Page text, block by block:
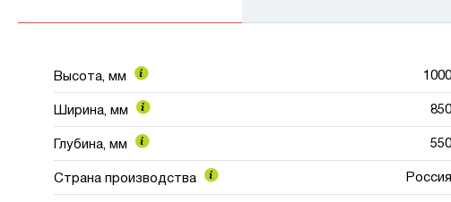
Высота, мм 1000
Ширина, мм 850
Глубина, мм 550
Страна производства Россия